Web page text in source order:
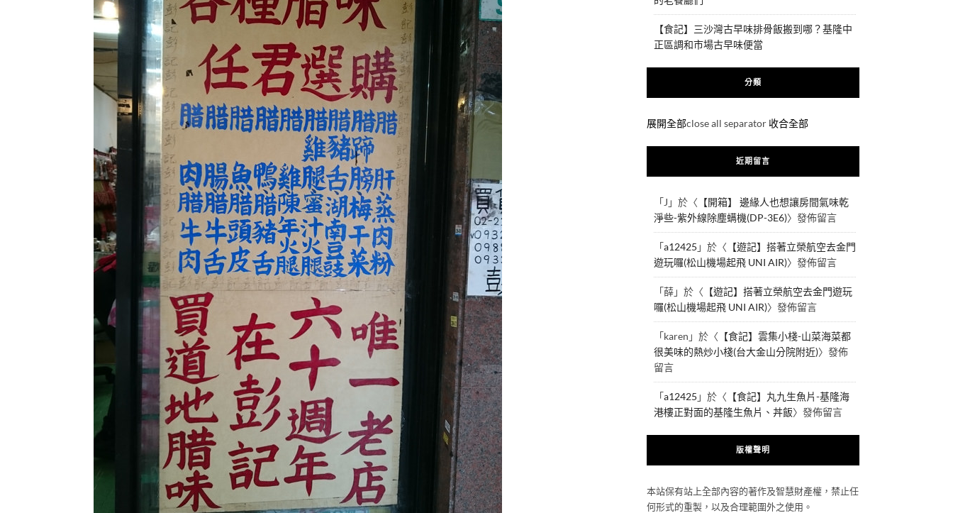
【食記】三沙灣古早味排骨飯搬到哪？基隆中
正區調和市場古早味便當
分類
展開全部close all separator 收合全部
近期留言
「J 」於〈 【開箱】 邊緣人也想讓房間氣味乾
淨些-紫外線除塵螨機(DP-3E6)〉發佈留言
「a12425 」於〈 【遊記】搭著立榮航空去金門
遊玩囉(松山機場起飛 UNI AIR)〉發佈留言
「薛」於〈 【遊記】搭著立榮航空去金門遊玩
囉(松山機場起飛 UNI AIR)〉發佈留言
「karen 」於〈 【食記】雲集小棧-山菜海菜都
很美味的熱炒小棧(台大金山分院附近)〉發佈
留言
「a12425 」於〈 【食記】丸九生魚片-基隆海
港樓正對面的基隆生魚片、丼飯〉發佈留言
版權聲明
本站保有站上全部內容的著作及智慧財產權，禁止任
何形式的重製，以及合理範圍外之使用。